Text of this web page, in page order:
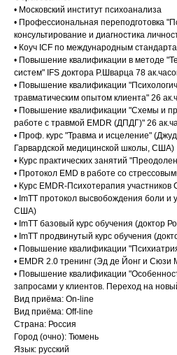
• Московский институт психоанализа
• Профессиональная переподготовка
консультирование и диагностика
• Коуч ICF по международным
• Повышение квалификации в методе
систем" IFS доктора Р.Шварца 78
• Повышение квалификации
травматическим опытом клиента" 26
• Повышение квалификации "Схемы и
работе с травмой EMDR (ДПДГ)" 26
• Проф. курс "Травма и исцеление"
Гарвардской медицинской школы, США)
• Курс практических занятий
• Протокол EMD в работе со
• Курс EMDR-Психотерапия
• ImTT протокол высвобождения боли
США)
• ImTT базовый курс обучения (доктор
• ImTT продвинутый курс обучения
• Повышение квалификации
• EMDR 2.0 тренинг (Эд де Йонг и
• Повышение квалификации
запросами у клиентов. Переход на
Вид приёма: On-line
Вид приёма: Off-line
Страна: Россия
Город (очно): Тюмень
Язык: русский